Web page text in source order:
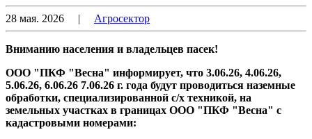
28 мая. 2026 | Агросектор
Вниманию населения и владельцев пасек!
ООО "ПКФ "Весна" информирует, что 3.06.26, 4.06.26,
5.06.26, 6.06.26 7.06.26 г. года будут проводиться наземные
обработки, специализированной с/х техникой, на
земельных участках в границах ООО "ПКФ "Весна" с
кадастровыми номерами: